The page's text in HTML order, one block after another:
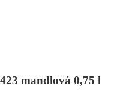
mandlová 0,75 l